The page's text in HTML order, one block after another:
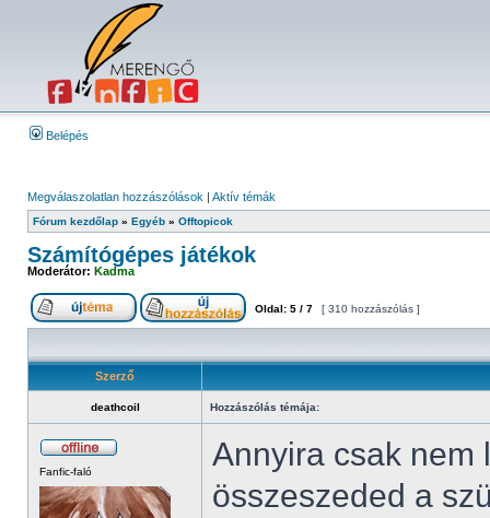
Belépés
Megválaszolatlan hozzászólások | Aktív témák
Fórum kezdőlap » Egyéb » Offtopicok
Számítógépes játékok
Moderátor: Kadma
Oldal: 5 / 7 [ 310 hozzászólás ]
Szerző
deathcoil Hozzászólás témája:
Fanfic-faló
Annyira csak nem
összeszeded a